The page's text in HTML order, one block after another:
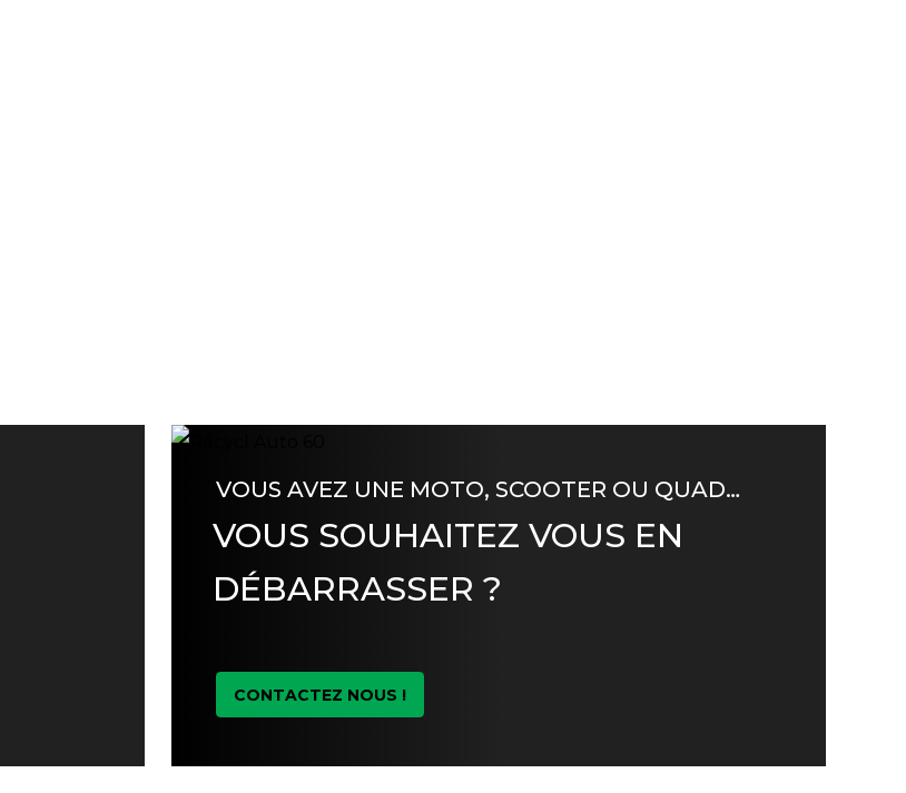
VOUS AVEZ UNE MOTO, SCOOTER OU QUAD…
VOUS SOUHAITEZ VOUS EN
DÉBARRASSER ?
CONTACTEZ NOUS !